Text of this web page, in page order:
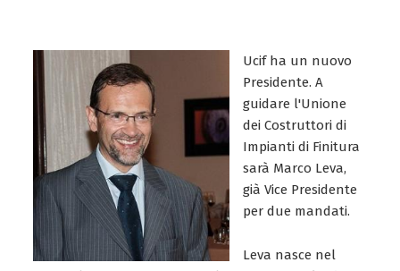
Ucif ha un nuovo
Presidente. A
guidare l'Unione
dei Costruttori di
Impianti di Finitura
sarà Marco Leva,
già Vice Presidente
per due mandati.
Leva nasce nel